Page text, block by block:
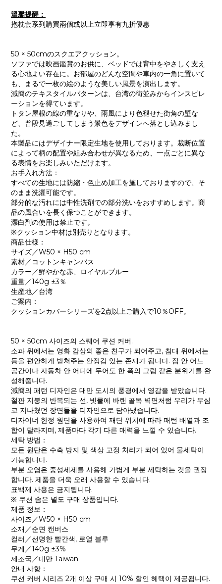
溫馨提醒：
抱枕套系列購買兩個或以上立即享有九折優惠
50 × 50cmのスクエアクッション。
ソファでは映画鑑賞のお供に、ベッドでは背中をやさしく支え
る心地よい存在に。お部屋のどんな空間や車内の一角に置いて
も、まるで一枚の絵のような美しい風景を演出します。
減簡のテキスタイルパターンは、台湾の街並みからインスピレ
ーションを得ています。
トタン屋根の線の重なりや、雨風により色褪せた街角の壁な
ど、普段見過ごしてしまう景色をデザインへ落とし込みまし
た。
本製品にはデザイナー限定生地を使用しております。裁断位置
によって柄の配置や組み合わせが異なるため、一点ごとに異な
る表情をお楽しみいただけます。
お手入れ方法：
すべての生地には防縮・色止め加工を施しておりますので、そ
のまま洗濯可能です。
部分的な汚れには中性洗剤での部分洗いをおすすめします。商
品の風合いを長く保つことができます。
漂白剤の使用は禁止です。
※クッション中材は別売りとなります。
商品仕様：
サイズ／W50 × H50 cm
素材／コットンキャンバス
カラー／鮮やかな赤、ロイヤルブルー
重量／140g ±3％
生産地／台湾
ご案内：
クッションカバーシリーズを2点以上ご購入で10％OFF。
50 × 50cm 사이즈의 스퀘어 쿠션 커버.
소파 위에서는 영화 감상의 좋은 친구가 되어주고, 침대 위에서는
등을 편안하게 받쳐주는 안정감 있는 존재가 됩니다. 집 안 어느
공간이나 자동차 안 어디에 두어도 한 폭의 그림 같은 분위기를 완
성해줍니다.
減簡의 패턴 디자인은 대만 도시의 풍경에서 영감을 받았습니다.
철판 지붕의 반복되는 선, 빗물에 바랜 골목 벽면처럼 우리가 무심
코 지나쳤던 장면들을 디자인으로 담아냈습니다.
디자이너 한정 원단을 사용하여 재단 위치에 따라 패턴 배열과 조
합이 달라지며, 제품마다 각기 다른 매력을 느낄 수 있습니다.
세탁 방법：
모든 원단은 수축 방지 및 색상 고정 처리가 되어 있어 물세탁이
가능합니다.
부분 오염은 중성세제를 사용해 가볍게 부분 세탁하는 것을 권장
합니다. 제품을 더욱 오래 사용할 수 있습니다.
표백제 사용은 금지됩니다.
※ 쿠션 솜은 별도 구매 상품입니다.
제품 정보：
사이즈／W50 × H50 cm
소재／순면 캔버스
컬러／선명한 빨간색, 로열 블루
무게／140g ±3%
제조국／대만 Taiwan
안내 사항：
쿠션 커버 시리즈 2개 이상 구매 시 10% 할인 혜택이 제공됩니다.